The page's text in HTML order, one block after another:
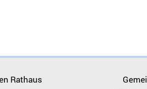
Rathaus